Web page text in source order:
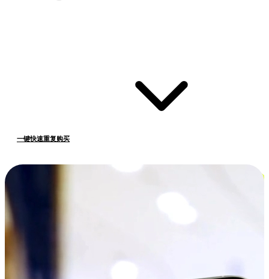
一键快速重复购买